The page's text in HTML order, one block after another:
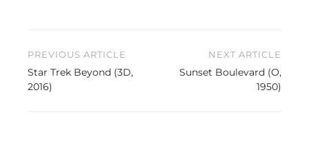
Beitragsnavigation
PREVIOUS ARTICLE
Star Trek Beyond (3D,
2016)
NEXT ARTICLE
Sunset Boulevard (O,
1950)